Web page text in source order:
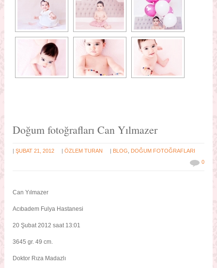
Doğum fotoğrafları Can Yılmazer
| ŞUBAT 21, 2012 |ÖZLEM TURAN | BLOG
DOĞUM FOTOĞRAFLARI
0
Can Yılmazer
Acıbadem Fulya Hastanesi
20 Şubat 2012 saat 13:01
3645 gr. 49 cm.
Doktor Rıza Madazlı